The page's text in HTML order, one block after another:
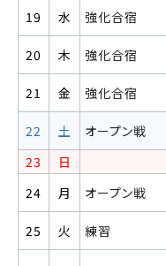
19 水 強化合宿
20 木 強化合宿
21 金 強化合宿
22 土 オープン戦
23
日
24
月 オープン戦
25 火 練習